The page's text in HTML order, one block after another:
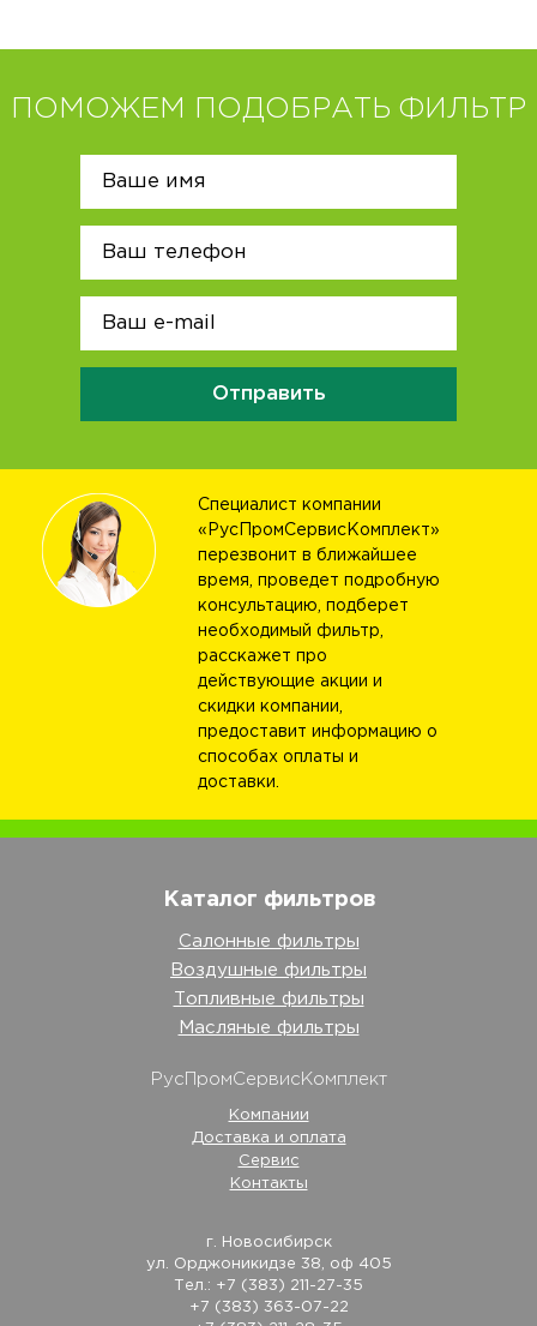
ПОМОЖЕМ ПОДОБРАТЬ ФИЛЬТР
Отправить
Специалист компании
«РусПромСервисКомплект»
перезвонит в ближайшее
время, проведет подробную
консультацию, подберет
необходимый фильтр,
расскажет про
действующие акции и
скидки компании,
предоставит информацию о
способах оплаты и
доставки.
Каталог фильтров
Салонные фильтры
Воздушные фильтры
Топливные фильтры
Масляные фильтры
РусПромСервисКомплект
Компании
Доставка и оплата
Сервис
Контакты
г. Новосибирск
ул. Орджоникидзе 38, оф 405
Тел.: +7 (383) 211-27-35
+7 (383) 363-07-22